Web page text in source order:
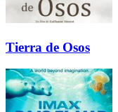
Tierra de Osos